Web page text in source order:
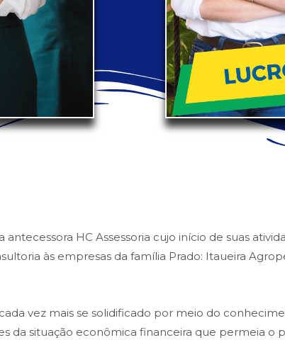
HC Assessoria cujo início de suas
às empresas da família Prado: Itaueira
vez mais se solidificado por meio do
da situação econômica financeira que permeia o